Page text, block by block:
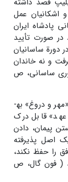
اشکانیان عمل
پادشاه ایران
در صورت تأیید
دورة ساسانیان
و نه خاندان
ساسانی، ص
فون گال نیز دروغ قیصر را به مفهوم ایرانی «مهر و دروغ» به­
قابل درک
پیمان، دادن
اصل پذیرفته
را حفظ نکند،
( فون گال، ص